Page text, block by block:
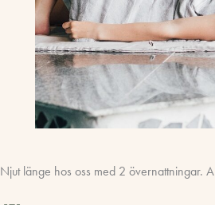
Njut länge hos oss med 2 övernattningar.